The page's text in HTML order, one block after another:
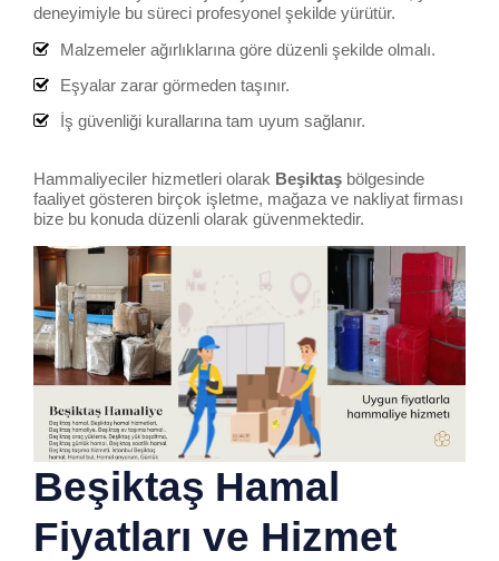
deneyimiyle bu süreci profesyonel şekilde yürütür.
Malzemeler ağırlıklarına göre düzenli şekilde olmalı.
Eşyalar zarar görmeden taşınır.
İş güvenliği kurallarına tam uyum sağlanır.
Hammaliyeciler hizmetleri olarak Beşiktaş bölgesinde
faaliyet gösteren birçok işletme, mağaza ve nakliyat firması
bize bu konuda düzenli olarak güvenmektedir.
Beşiktaş Hamal
Fiyatları ve Hizmet